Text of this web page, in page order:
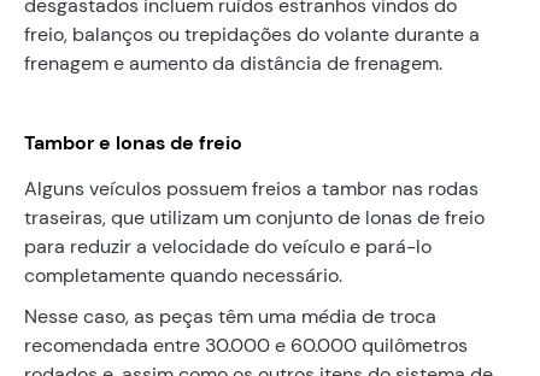
desgastados incluem ruídos estranhos vindos do
freio, balanços ou trepidações do volante durante a
frenagem e aumento da distância de frenagem.
Tambor e lonas de freio
Alguns veículos possuem freios a tambor nas rodas
traseiras, que utilizam um conjunto de lonas de freio
para reduzir a velocidade do veículo e pará-lo
completamente quando necessário.
Nesse caso, as peças têm uma média de troca
recomendada entre 30.000 e 60.000 quilômetros